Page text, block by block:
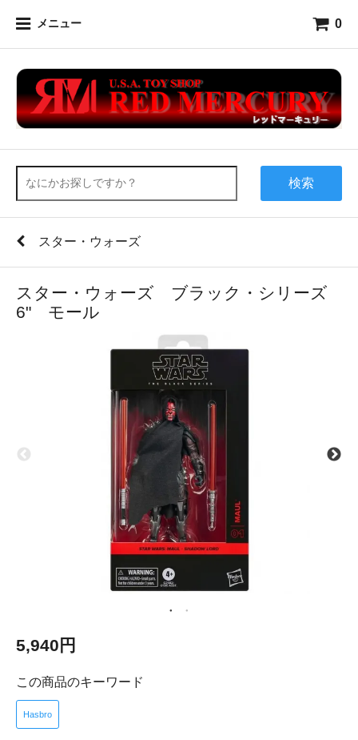
メニュー 0
検索
スター・ウォーズ
スター・ウォーズ ブラック・シリーズ
6" モール
5,940円
この商品のキーワード
Hasbro